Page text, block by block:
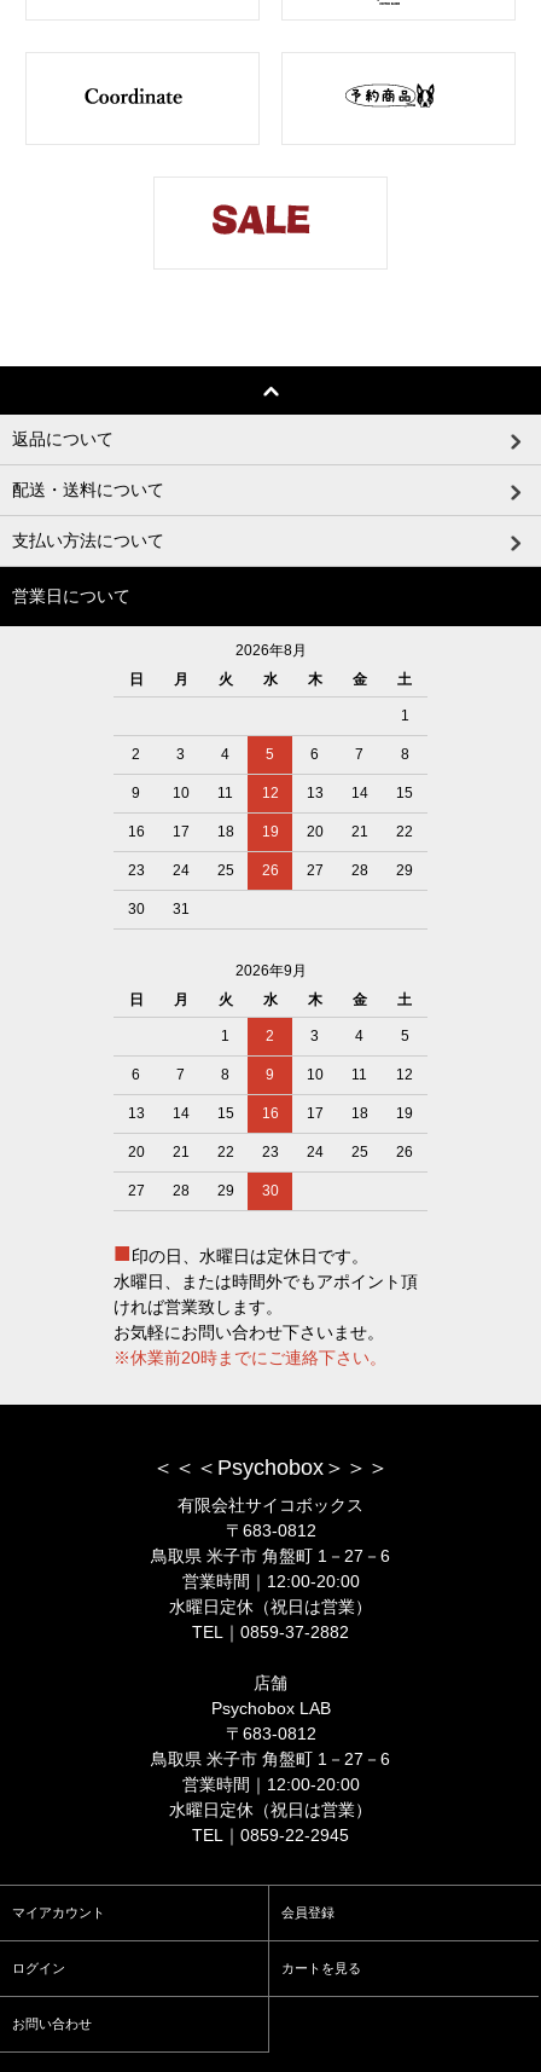
返品について
配送・送料について
支払い方法について
営業日について
2026年8月
日
月 火 水 木 金 土
1
2 3 4 5 6 7 8
9 10 11 12 13 14 15
16 17 18 19 20 21 22
23 24 25 26 27 28 29
30 31
2026年9月
日
月 火 水 木 金 土
1 2 3 4 5
6 7 8 9 10 11 12
13 14 15 16 17 18 19
20 21 22 23 24 25 26
27 28 29 30
■印の日、水曜日は定休日です。
水曜日、または時間外でもアポイント頂
ければ営業致します。
お気軽にお問い合わせ下さいませ。
※休業前20時までにご連絡下さい。
＜＜＜Psychobox＞＞＞
有限会社サイコボックス
〒683-0812
鳥取県 米子市 角盤町 1－27－6
営業時間｜12:00-20:00
水曜日定休（祝日は営業）
TEL｜0859-37-2882
店舗
Psychobox LAB
〒683-0812
鳥取県 米子市 角盤町 1－27－6
営業時間｜12:00-20:00
水曜日定休（祝日は営業）
TEL｜0859-22-2945
マイアカウント 会員登録
ログイン カートを見る
お問い合わせ